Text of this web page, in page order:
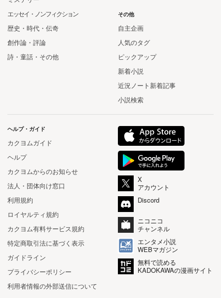
エッセイ・ノンフィクション
歴史・時代・伝奇
創作論・評論
詩・童話・その他
その他
自主企画
人気のタグ
ピックアップ
新着小説
近況ノート新着記事
小説検索
ヘルプ・ガイド
カクヨムガイド
ヘルプ
カクヨムからのお知らせ
法人・団体向け窓口
利用規約
ロイヤルティ規約
カクヨム有料サービス規約
特定商取引法に基づく表示
ガイドライン
プライバシーポリシー
利用者情報の外部送信について
X
アカウント
Discord
ニコニコ
チャンネル
エンタメ小説
WEBマガジン
無料で読める
KADOKAWAの漫画サイト